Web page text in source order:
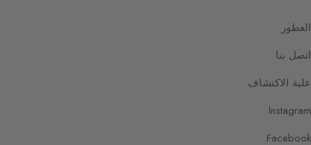
العطور
اتصل بنا
علبة الاكتشاف
Instagram
Facebook